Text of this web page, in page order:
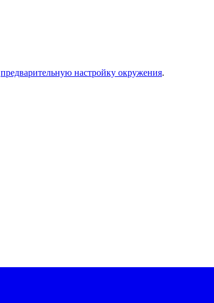
предварительную настройку окружения.